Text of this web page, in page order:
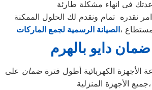
فى انهاء مشكلة طارئة
نقدره تمام ونقدم لك الحلول الممكنة
،الصيانة الرسمية لجمع الماركات
دايو بالهرم
الأجهزة الكهربائية أطول فترة ضمان على
جميع الأجهزة المنزلية،